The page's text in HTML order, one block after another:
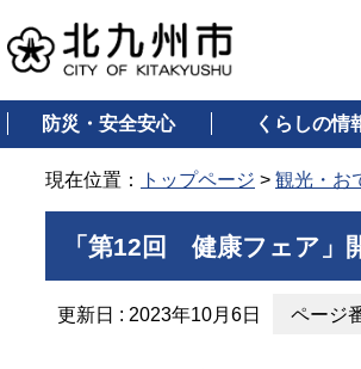
防災・安全安心 くらしの情
現在位置： トップページ > 観光・お
「第12回 健康フェア」
更新日 : 2023年10月6日 ページ